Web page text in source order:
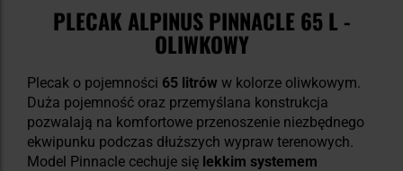
PLECAK ALPINUS PINNACLE 65 L -
OLIWKOWY
Plecak o pojemności 65 litrów w kolorze oliwkowym.
Duża pojemność oraz przemyślana konstrukcja
pozwalają na komfortowe przenoszenie niezbędnego
ekwipunku podczas dłuższych wypraw terenowych.
Model Pinnacle cechuje się lekkim systemem